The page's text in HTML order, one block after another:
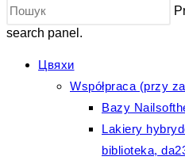
search panel.
Цвяхи
Współpraca (przy
Bazy
Lakiery
biblioteka,